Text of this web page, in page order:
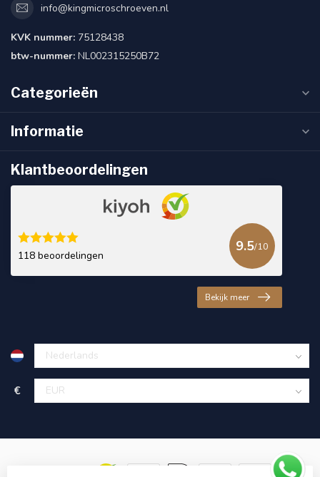
info@kingmicroschroeven.nl
KVK nummer: 75128438
btw-nummer: NL002315250B72
Categorieën
Informatie
Klantbeoordelingen
118 beoordelingen
9.5/10
Bekijk meer
€